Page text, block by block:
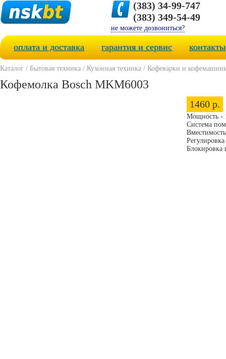
(383) 34-99-747
(383) 349-54-49
не можете дозвониться?
оплата и доставка гарантия и сервис контакты
Каталог / Бытовая техника / Кухонная техника / Кофеварки и
Кофемолка Bosch MKM6003
1460 р.
Мощность -
Система
Блокировка